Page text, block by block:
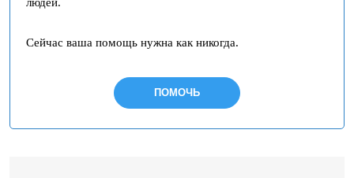
Сейчас ваша помощь нужна как никогда.
ПОМОЧЬ